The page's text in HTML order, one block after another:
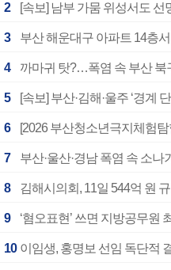
2 [속보] 남부 가뭄 위성서도
3 부산 해운대구 아파트 14층
4 까마귀 탓?…폭염 속 부산 북
5 [속보] 부산·김해·울주 ‘경계
6
7 부산·울산·경남 폭염 속 소
8 김해시의회, 11일 544억 원
9 ‘혐오표현’ 쓰면 지방공무원
10 이임생, 홍명보 선임 독단적